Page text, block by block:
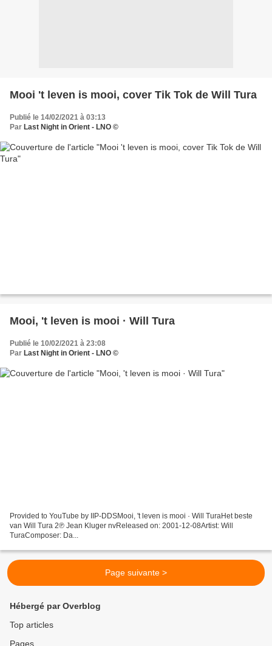
Mooi 't leven is mooi, cover Tik Tok de Will Tura
Publié le 14/02/2021 à 03:13
Par Last Night in Orient - LNO ©
Mooi, 't leven is mooi · Will Tura
Publié le 10/02/2021 à 23:08
Par Last Night in Orient - LNO ©
Provided to YouTube by IIP-DDSMooi, 't leven is mooi · Will TuraHet beste
van Will Tura 2℗ Jean Kluger nvReleased on: 2001-12-08Artist: Will
TuraComposer: Da...
Page suivante >
Hébergé par Overblog
Top articles
Pages